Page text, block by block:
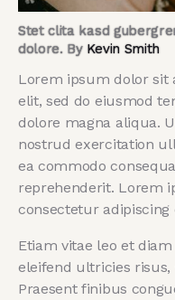
Stet clita kasd
dolore. By Kevin Smith
Lorem ipsum dolor sit
elit, sed do eiusmod
dolore magna aliqua.
nostrud exercitation
ea commodo
reprehenderit. Lorem
consectetur adipiscing
Etiam vitae leo et
eleifend ultricies
Praesent finibus